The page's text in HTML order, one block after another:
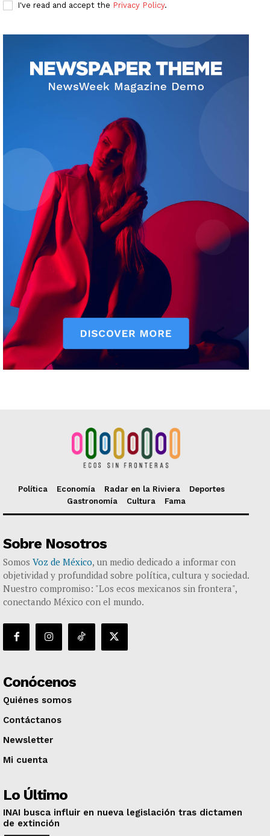
I've read and accept the Privacy Policy.
Política Economía Radar en la Riviera
Deportes
Gastronomía
Cultura Fama
Sobre Nosotros
Somos Voz de México, un medio dedicado a informar con
objetividad y profundidad sobre política, cultura y sociedad.
Nuestro compromiso: "Los ecos mexicanos sin frontera",
conectando México con el mundo.
Conócenos
Quiénes somos
Contáctanos
Newsletter
Mi cuenta
Lo Último
INAI busca influir en nueva legislación tras dictamen
de extinción